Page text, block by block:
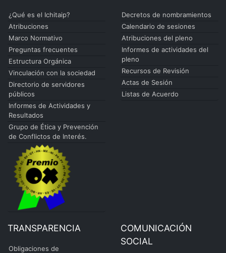
¿Qué es el Ichitaip?
Atribuciones
Marco Normativo
Preguntas frecuentes
Estructura Orgánica
Vinculación con la sociedad
Directorio de servidores
públicos
Informes de Actividades y
Resultados
Grupo de Ética y Prevención
de Conflictos de Interés.
Decretos de nombramientos
Calendario de sesiones
Atribuciones del pleno
Informes de actividades del
pleno
Recursos de Revisión
Actas de Sesión
Listas de Acuerdo
TRANSPARENCIA
Obligaciones de
COMUNICACIÓN
SOCIAL